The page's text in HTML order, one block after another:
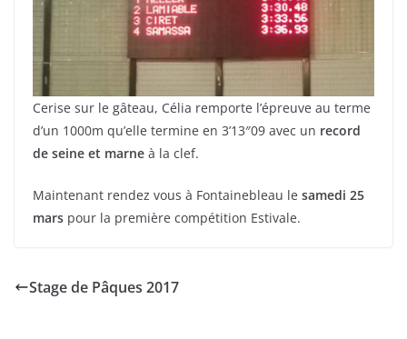
Cerise sur le gâteau, Célia remporte l’épreuve au terme
d’un 1000m qu’elle termine en 3’13″09 avec un record
de seine et marne à la clef.
Maintenant rendez vous à Fontainebleau le samedi 25
mars pour la première compétition Estivale.
Stage de Pâques 2017